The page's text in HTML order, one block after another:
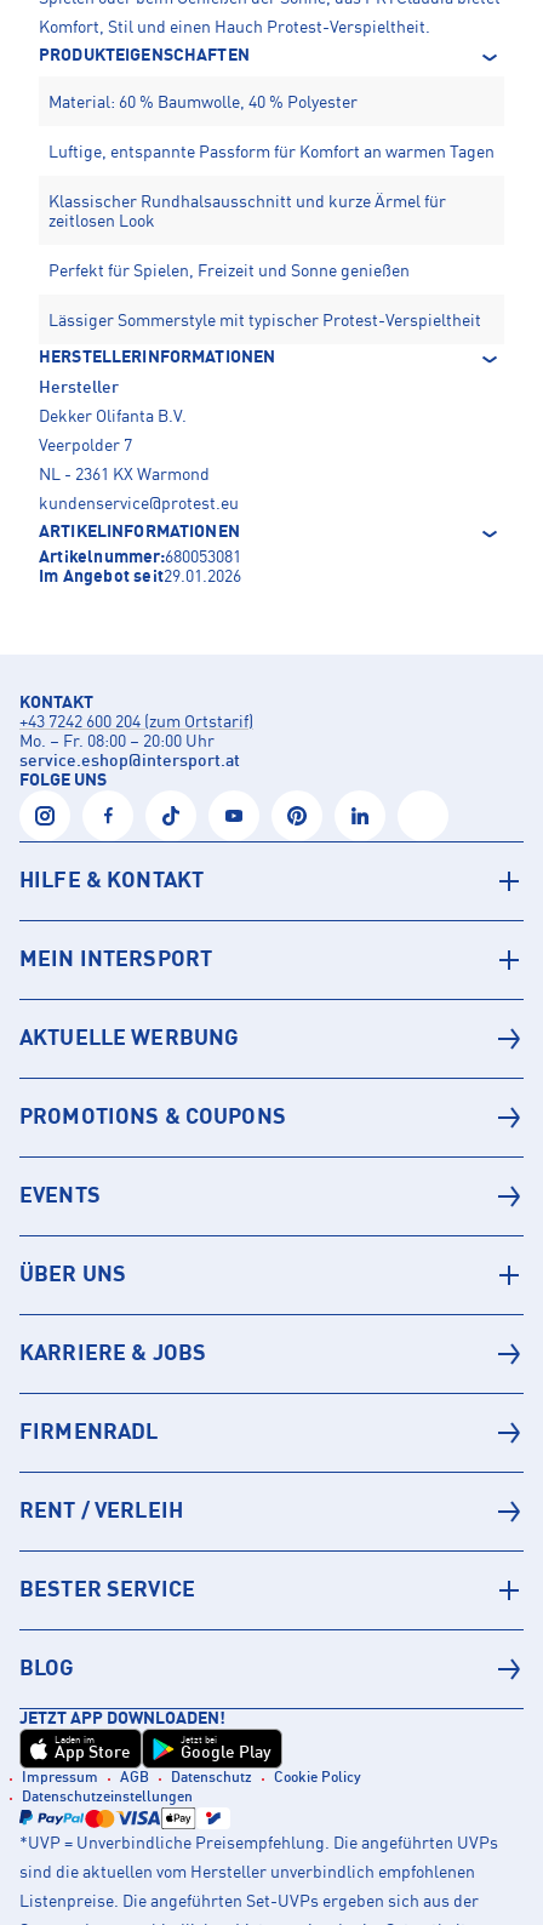
Komfort, Stil und einen Hauch Protest-Verspieltheit.
PRODUKTEIGENSCHAFTEN
Material: 60 % Baumwolle, 40 % Polyester
Luftige, entspannte Passform für Komfort an warmen Tagen
Klassischer Rundhalsausschnitt und kurze Ärmel für
zeitlosen Look
Perfekt für Spielen, Freizeit und Sonne genießen
Lässiger Sommerstyle mit typischer Protest-Verspieltheit
HERSTELLERINFORMATIONEN
Hersteller
Dekker Olifanta B.V.
Veerpolder 7
NL - 2361 KX Warmond
kundenservice@protest.eu
ARTIKELINFORMATIONEN
Artikelnummer:680053081
Im Angebot seit29.01.2026
KONTAKT
+43 7242 600 204 (zum Ortstarif)
Mo. – Fr. 08:00 – 20:00 Uhr
service.eshop@intersport.at
FOLGE UNS
HILFE & KONTAKT
MEIN INTERSPORT
AKTUELLE WERBUNG
PROMOTIONS & COUPONS
EVENTS
ÜBER UNS
KARRIERE & JOBS
FIRMENRADL
RENT / VERLEIH
BESTER SERVICE
BLOG
JETZT APP DOWNLOADEN!
Laden im
App Store
Jetzt bei
Google Play
Impressum AGB Datenschutz
Cookie Policy
Datenschutzeinstellungen
*UVP = Unverbindliche Preisempfehlung. Die angeführten UVPs
sind die aktuellen vom Hersteller unverbindlich empfohlenen
Listenpreise. Die angeführten Set-UVPs ergeben sich aus der